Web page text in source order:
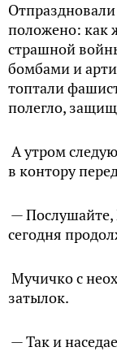
положено: как
страшной
бомбами и
топтали
полегло,
А утром
в контору
— Послушайте,
сегодня
Мучичко с
затылок.
— Так и